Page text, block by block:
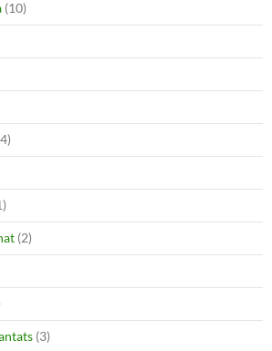
(10)
(2)
(3)